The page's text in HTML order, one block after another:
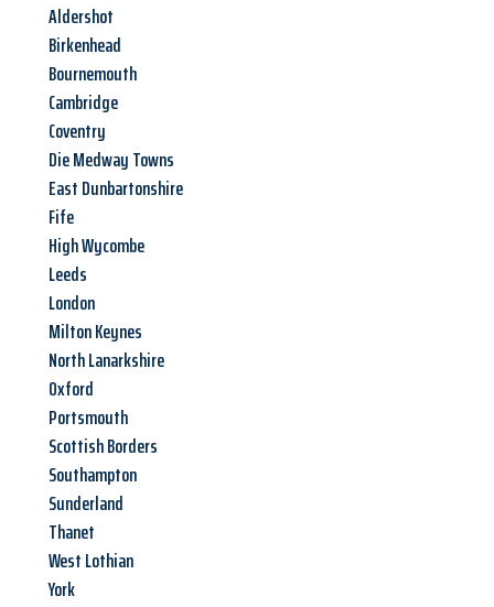
Aldershot
Birkenhead
Bournemouth
Cambridge
Coventry
Die Medway Towns
East Dunbartonshire
Fife
High Wycombe
Leeds
London
Milton Keynes
North Lanarkshire
Oxford
Portsmouth
Scottish Borders
Southampton
Sunderland
Thanet
West Lothian
York